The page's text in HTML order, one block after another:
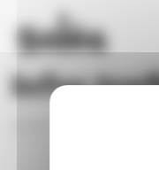
Panneau de gestion
Aller au contenu
Infos